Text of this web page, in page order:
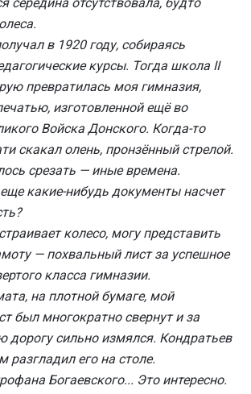
в 1920 году, собираясь
курсы. Тогда школа II
превратилась моя гимназия,
изготовленной ещё во
Войска Донского. Когда-то
скакал олень, пронзённый стрелой.
срезать — иные времена.
какие-нибудь документы насчет
колесо, могу представить
— похвальный лист за успешное
класса гимназии.
на плотной бумаге, мой
был многократно свернут и за
дорогу сильно измялся. Кондратьев
разгладил его на столе.
Богаевского... Это интересно.